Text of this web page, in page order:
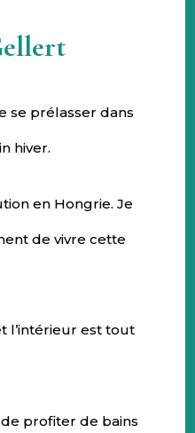
se prélasser dans
hiver.
en Hongrie. Je
de vivre cette
l’intérieur est tout
profiter de bains